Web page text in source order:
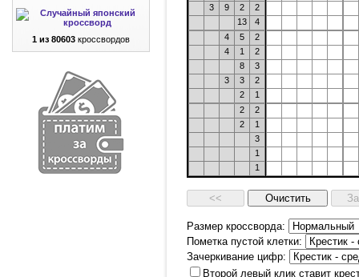
1 из 80603 кроссвордов
3
9 2
2
13
4
4
5
2
4
1
2
8
3
3
3
2
2
1
2
2
2
1
3
1
1
Размер кроссворда:
Пометка пустой клетки:
Зачеркивание цифр:
Второй левый клик ставит